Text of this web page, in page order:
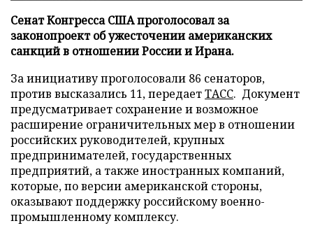
Сенат Конгресса США проголосовал за
законопроект об ужесточении американских
санкций в отношении России и Ирана.
За инициативу проголосовали 86 сенаторов,
против высказались 11, передаетТАСС. Документ
предусматривает сохранение и возможное
расширение ограничительных мер в отношении
российских руководителей, крупных
предпринимателей, государственных
предприятий, а также иностранных компаний,
которые, по версии американской стороны,
оказывают поддержку российскому военно-
промышленному комплексу.